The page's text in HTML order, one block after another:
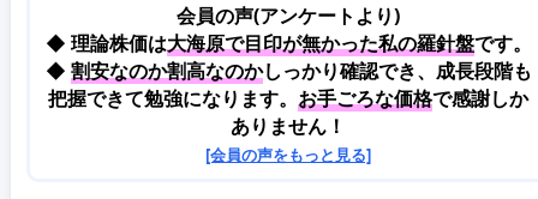
会員の声(アンケートより)
◆ 理論株価は大海原で目印が無かった私の羅針盤です。
◆ 割安なのか割高なのかしっかり確認でき、成長段階も
把握できて勉強になります。 お手ごろな価格で感謝しか
ありません！
[会員の声をもっと見る]